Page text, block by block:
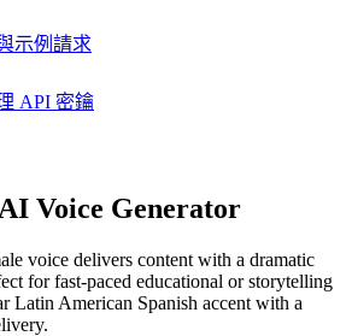
示例請求
API 密鑰
Voice Generator
voice delivers content with a dramatic
for fast-paced educational or storytelling
Latin American Spanish accent with a